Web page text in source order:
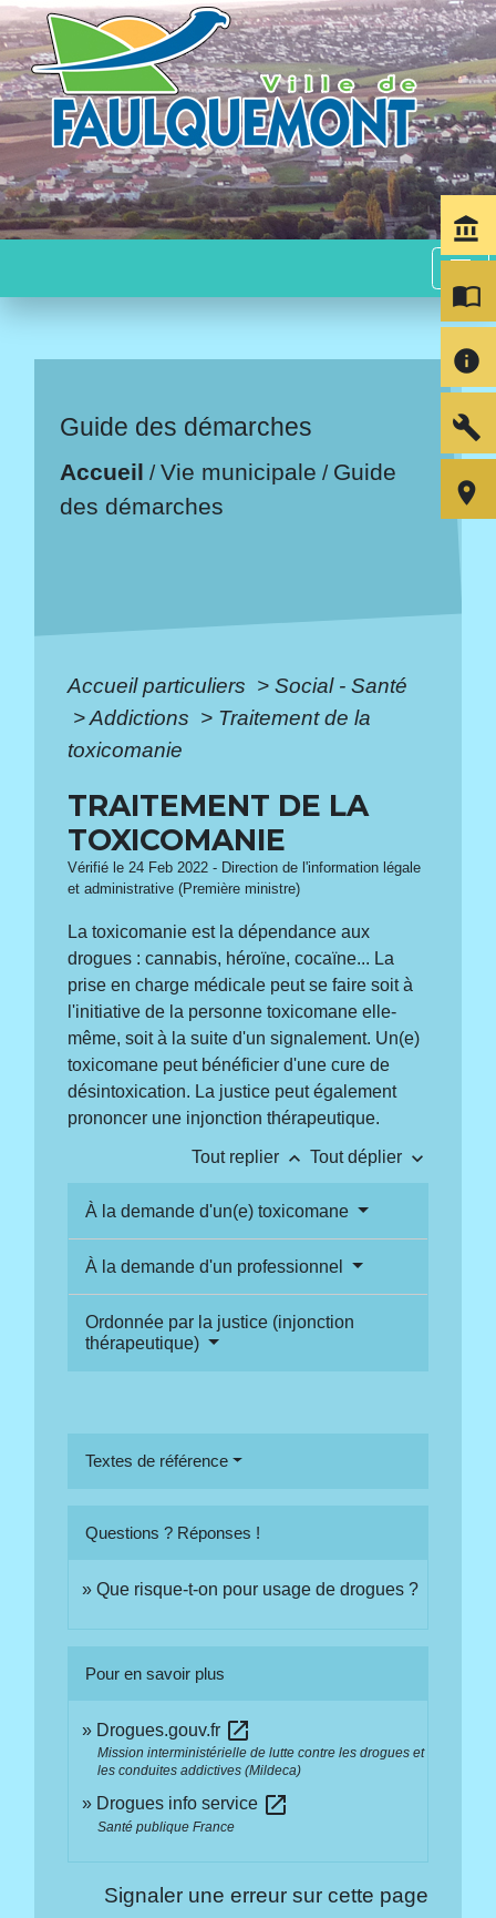
menu
Guide des démarches
Accueil /Vie municipale / Guide
des démarches
Accueil particuliers > Social - Santé
>Addictions > Traitement de la
toxicomanie
TRAITEMENT DE LA
TOXICOMANIE
Vérifié le 24 Feb 2022 - Direction de l'information légale
et administrative (Première ministre)
La toxicomanie est la dépendance aux
drogues : cannabis, héroïne, cocaïne... La
prise en charge médicale peut se faire soit à
l'initiative de la personne toxicomane elle-
même, soit à la suite d'un signalement. Un(e)
toxicomane peut bénéficier d'une cure de
désintoxication. La justice peut également
prononcer une injonction thérapeutique.
Tout replier keyboard_arrow_up Tout déplier keyboard_arrow_down
À la demande d'un(e) toxicomane
À la demande d'un professionnel
Ordonnée par la justice (injonction
thérapeutique)
Textes de référence
Questions ? Réponses !
Que risque-t-on pour usage de drogues ?
Pour en savoir plus
Drogues.gouv.fr open_in_new
Mission interministérielle de lutte contre les drogues et
les conduites addictives (Mildeca)
Drogues info service open_in_new
Santé publique France
Signaler une erreur sur cette page
account_balance
import_contacts
info
build
room